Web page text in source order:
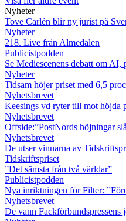
Nyheter
Tove Carlén blir ny jurist på
Nyheter
218. Live från Almedalen
Publicistpodden
Se Mediescenens debatt om
Nyheter
Tidsam höjer priset med 6,5
Nyhetsbrevet
Keesings vd ryter till mot höjda
Nyhetsbrevet
Offside:”PostNords höjningar
Nyhetsbrevet
De utser vinnarna av
Tidskriftspriset
”Det sämsta från två världar”
Publicistpodden
Nya inriktningen för Filter:
Nyhetsbrevet
De vann Fackförbundspressens